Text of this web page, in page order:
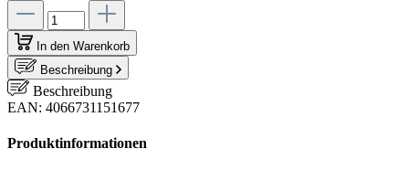
In den Warenkorb
Beschreibung
Beschreibung
EAN: 4066731151677
Produktinformationen